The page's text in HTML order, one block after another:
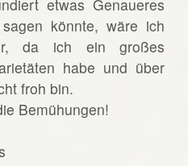
etwas Genaueres
könnte, wäre ich
da ich ein großes
habe und über
froh bin.
Bemühungen!